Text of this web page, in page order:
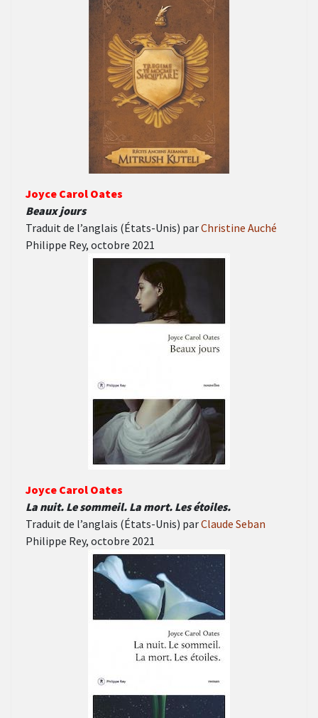
Joyce Carol Oates
Beaux jours
Traduit de l’anglais (États-Unis) parChristine Auché
Philippe Rey, octobre 2021
Joyce Carol Oates
La nuit. Le sommeil. La mort. Les étoiles.
Traduit de l’anglais (États-Unis) parClaude Seban
Philippe Rey, octobre 2021